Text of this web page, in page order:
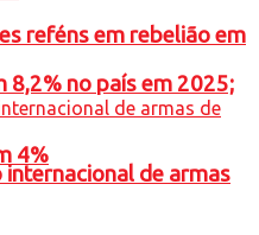
8,2% no país em 2025;
4%
reféns em rebelião em
de armas